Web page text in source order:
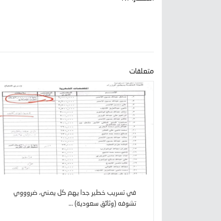
متعلقات
في تسريب خطير جدا يهم كل يمني، ضروووي
تشوفه (وثائق سعودية) ...